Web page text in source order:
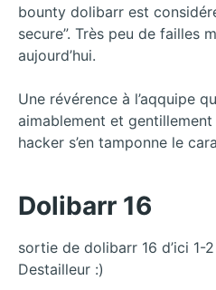
bounty dolibarr est
secure”. Très peu de failles
aujourd’hui.
Une révérence à l’aqquipe
aimablement et gentillement
hacker s’en tamponne le
Dolibarr 16
sortie de dolibarr 16 d’ici 1-
Destailleur :)